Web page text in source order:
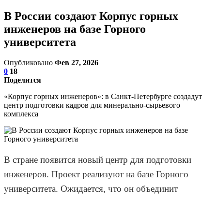
В России создают Корпус горных
инженеров на базе Горного
университета
Опубликовано Фев 27, 2026
0 18
Поделится
«Корпус горных инженеров»: в Санкт-Петербурге создадут
центр подготовки кадров для минерально-сырьевого
комплекса
В стране появится новый центр для подготовки
инженеров. Проект реализуют на базе Горного
университета. Ожидается, что он объединит